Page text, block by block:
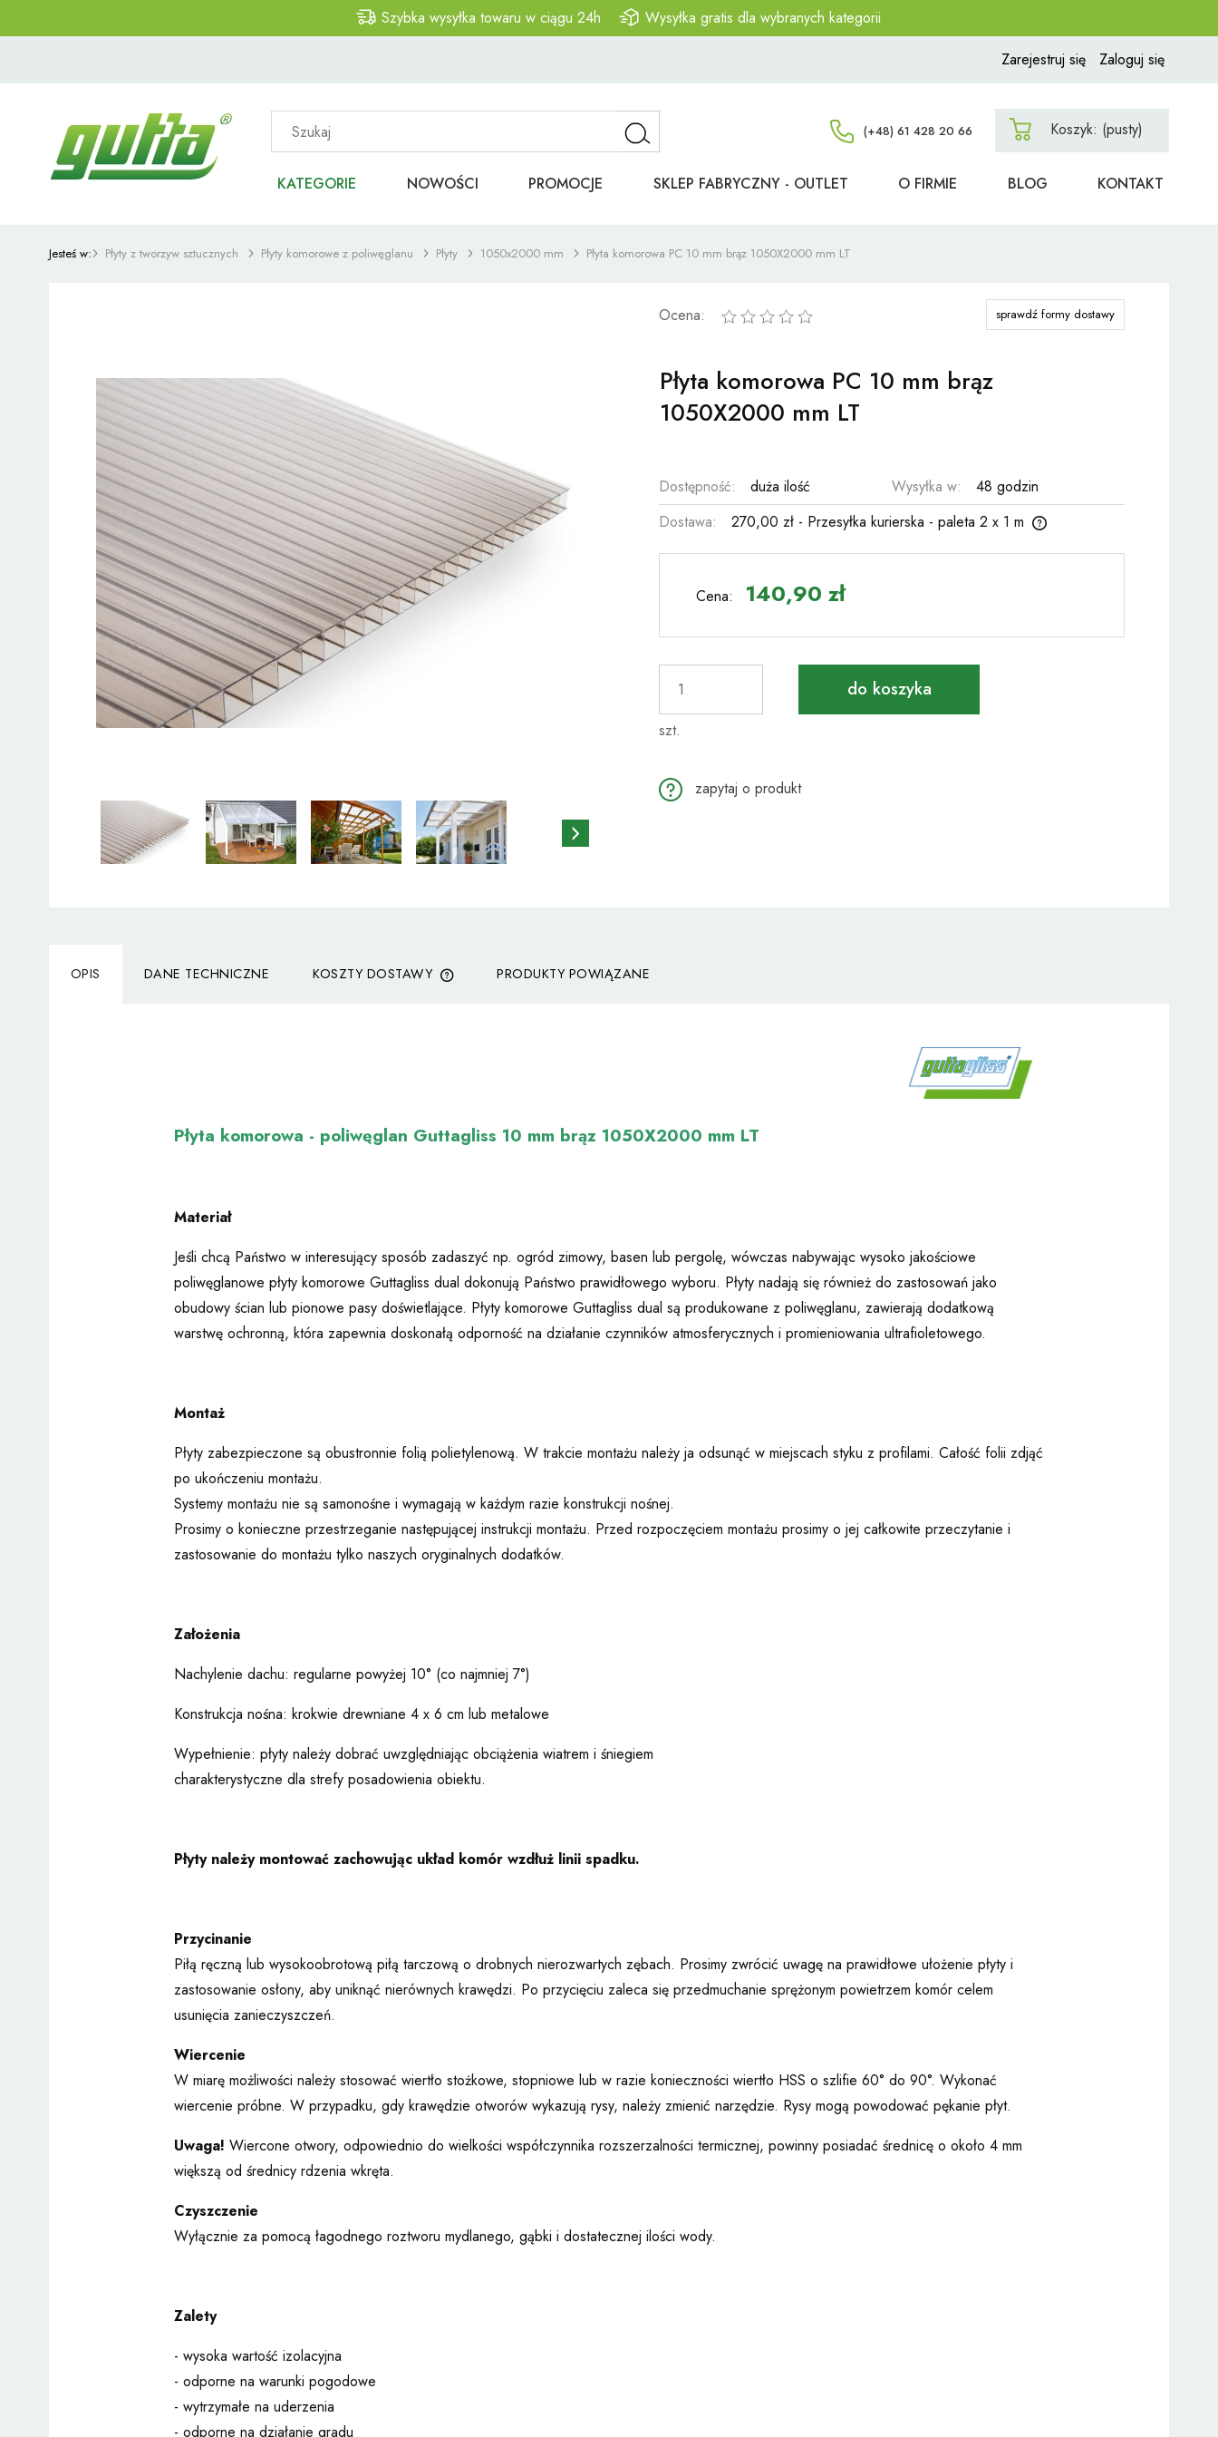
Szybka wysyłka towaru w ciągu 24h
Wysyłka gratis dla wybranych kategorii
Zarejestruj się
Zaloguj się
Koszyk: (pusty)
KATEGORIE NOWOŚCI PROMOCJE SKLEP FABRYCZNY - OUTLET O FIRMIE BLOG KONTAKT
Jesteś w: Płyty z tworzyw sztucznych Płyty komorowe z poliwęglanu Płyty 1050x2000 mm Płyta komorowa PC 10 mm brąz 1050X2000 mm LT
Płyta komorowa PC 10 mm brąz
1050X2000 mm LT
Dostępność: duża ilość Wysyłka w:
48 godzin
Dostawa:
270,00 zł - Przesyłka kurierska - paleta 2 x 1 m
płatności
sprawdź formy dostawy
Cena: 140,90 zł
szt.
do koszyka
Ocena:
zapytaj o produkt
OPIS DANE TECHNICZNE KOSZTY DOSTAWY PRODUKTY POWIĄZANE
Płyta komorowa - poliwęglan Guttagliss 10 mm brąz 1050X2000 mm LT
Materiał
Jeśli chcą Państwo w interesujący sposób zadaszyć np. ogród zimowy, basen lub pergolę, wówczas nabywając wysoko jakościowe
poliwęglanowe płyty komorowe Guttagliss dual dokonują Państwo prawidłowego wyboru. Płyty nadają się również do zastosowań jako
obudowy ścian lub pionowe pasy doświetlające. Płyty komorowe Guttagliss dual są produkowane z poliwęglanu, zawierają dodatkową
warstwę ochronną, która zapewnia doskonałą odporność na działanie czynników atmosferycznych i promieniowania ultrafioletowego.
Montaż
Płyty zabezpieczone są obustronnie folią polietylenową. W trakcie montażu należy ja odsunąć w miejscach styku z profilami. Całość folii zdjąć
po ukończeniu montażu.
Systemy montażu nie są samonośne i wymagają w każdym razie konstrukcji nośnej.
Prosimy o konieczne przestrzeganie następującej instrukcji montażu. Przed rozpoczęciem montażu prosimy o jej całkowite przeczytanie i
zastosowanie do montażu tylko naszych oryginalnych dodatków.
Założenia
Nachylenie dachu: regularne powyżej 10° (co najmniej 7°)
Konstrukcja nośna: krokwie drewniane 4 x 6 cm lub metalowe
Wypełnienie: płyty należy dobrać uwzględniając obciążenia wiatrem i śniegiem
charakterystyczne dla strefy posadowienia obiektu.
Płyty należy montować zachowując układ komór wzdłuż linii spadku.
Przycinanie
Piłą ręczną lub wysokoobrotową piłą tarczową o drobnych nierozwartych zębach. Prosimy zwrócić uwagę na prawidłowe ułożenie płyty i
zastosowanie osłony, aby uniknąć nierównych krawędzi. Po przycięciu zaleca się przedmuchanie sprężonym powietrzem komór celem
usunięcia zanieczyszczeń.
Wiercenie
W miarę możliwości należy stosować wiertło stożkowe, stopniowe lub w razie konieczności wiertło HSS o szlifie 60° do 90°. Wykonać
wiercenie próbne. W przypadku, gdy krawędzie otworów wykazują rysy, należy zmienić narzędzie. Rysy mogą powodować pękanie płyt.
Uwaga! Wiercone otwory, odpowiednio do wielkości współczynnika rozszerzalności termicznej, powinny posiadać średnicę o około 4 mm
większą od średnicy rdzenia wkręta.
Czyszczenie
Wyłącznie za pomocą łagodnego roztworu mydlanego, gąbki i dostatecznej ilości wody.
Zalety
- wysoka wartość izolacyjna
- odporne na warunki pogodowe
- wytrzymałe na uderzenia
- odporne na działanie gradu